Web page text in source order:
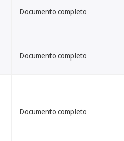
Documento completo
Documento completo
Documento completo